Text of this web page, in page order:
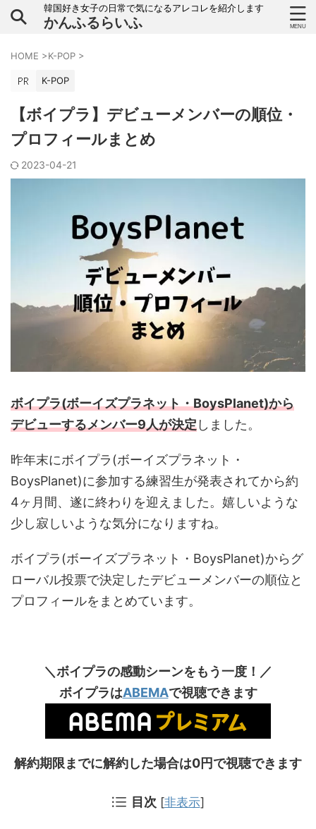
韓国好き女子の日常で気になるアレコレを紹介します
かんふるらいふ
HOME >K-POP >
K-POP
【ボイプラ】デビューメンバーの順位・
プロフィールまとめ
2023-04-21
ボイプラ(ボーイズプラネット・BoysPlanet)から
デビューするメンバー9人が決定しました。
昨年末にボイプラ(ボーイズプラネット・
BoysPlanet)に参加する練習生が発表されてから約
4ヶ月間、遂に終わりを迎えました。嬉しいような
少し寂しいような気分になりますね。
ボイプラ(ボーイズプラネット・BoysPlanet)からグ
ローバル投票で決定したデビューメンバーの順位と
プロフィールをまとめています。
＼ボイプラの感動シーンをもう一度！／
ボイプラはABEMAで視聴できます
解約期限までに解約した場合は0円で視聴できます
目次 [非表示]